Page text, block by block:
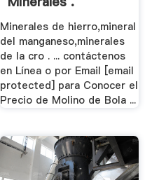
Minerales de hierro,mineral
del manganeso,minerales
de la cro . ... contáctenos
en Línea o por Email [email
protected] para Conocer el
Precio de Molino de Bola ...